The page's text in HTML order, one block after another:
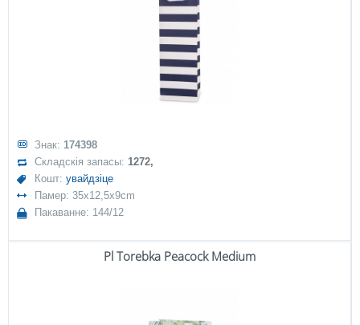
Знак: 174398
Складскія запасы: 1272,
Кошт:увайдзіце
Памер: 35x12,5x9cm
Пакаванне: 144/12
Pl Torebka Peacock Medium